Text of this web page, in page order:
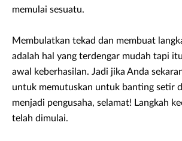
memulai sesuatu.
Membulatkan tekad dan membuat
adalah hal yang terdengar mudah tapi
awal keberhasilan. Jadi jika Anda
untuk memutuskan untuk banting setir
menjadi pengusaha, selamat! Langkah
telah dimulai.